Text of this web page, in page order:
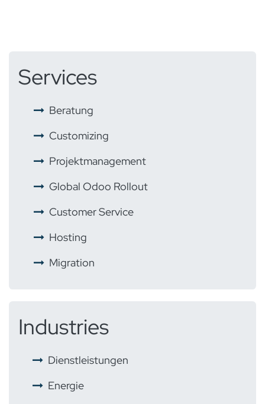
Services
Beratung
Customizing
Projektmanagement
Global Odoo Rollout
Customer Service
Hosting
Migration
Industries
Dienstleistungen
Energie